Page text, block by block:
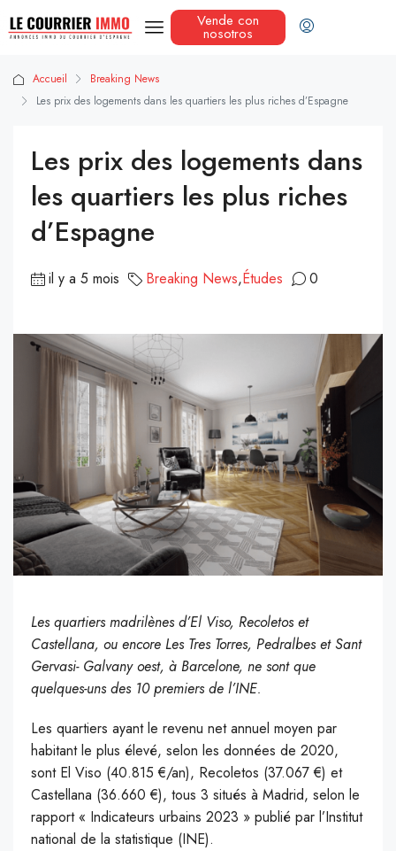
Vende con
nosotros
Accueil
Breaking News
Les prix des logements dans les quartiers les plus riches d’Espagne
Les prix des logements dans
les quartiers les plus riches
d’Espagne
il y a 5 mois Breaking News,Études 0
Les quartiers madrilènes d’El Viso, Recoletos et
Castellana, ou encore Les Tres Torres, Pedralbes et Sant
Gervasi- Galvany oest, à Barcelone, ne sont que
quelques-uns des 10 premiers de l’INE.
Les quartiers ayant le revenu net annuel moyen par
habitant le plus élevé, selon les données de 2020,
sont El Viso (40.815 €/an), Recoletos (37.067 €) et
Castellana (36.660 €), tous 3 situés à Madrid, selon le
rapport « Indicateurs urbains 2023 » publié par l’Institut
national de la statistique (INE).